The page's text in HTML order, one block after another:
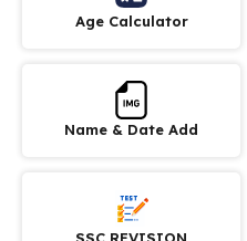
Age Calculator
Name & Date Add